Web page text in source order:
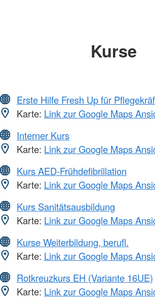
Kurse
Erste Hilfe Fresh Up für
Karte: Link zur Google Maps
Interner Kurs
Karte: Link zur Google Maps
Kurs AED-Frühdefibrillation
Karte: Link zur Google Maps
Kurs Sanitätsausbildung
Karte: Link zur Google Maps
Kurse Weiterbildung, berufl.
Karte: Link zur Google Maps
Rotkreuzkurs EH (Variante 16UE)
Karte: Link zur Google Maps